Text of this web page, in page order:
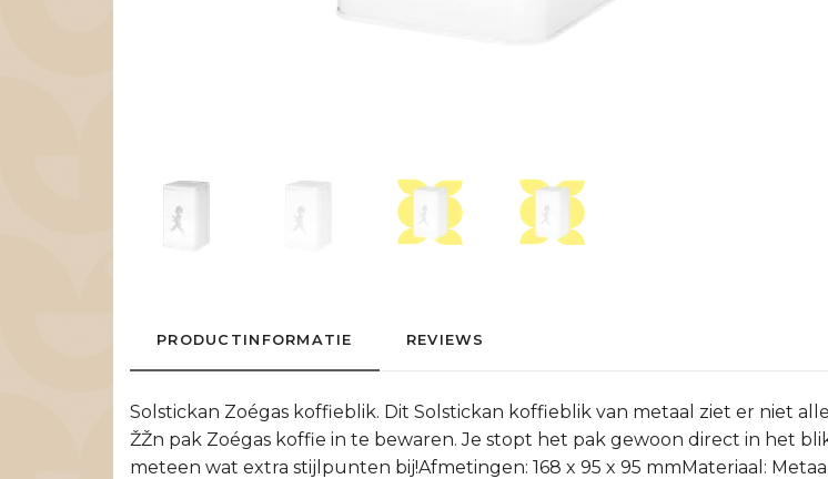
PRODUCTINFORMATIE REVIEWS
Solstickan Zoégas koffieblik. Dit Solstickan koffieblik van metaal ziet er niet
ŽŽn pak Zoégas koffie in te bewaren. Je stopt het pak gewoon direct in het
meteen wat extra stijlpunten bij!Afmetingen: 168 x 95 x 95 mmMateriaal: